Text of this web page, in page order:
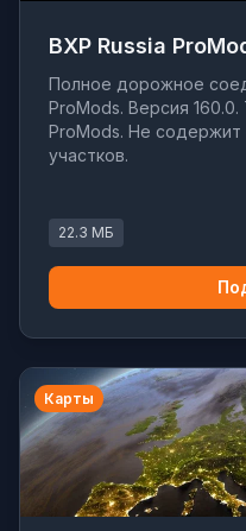
BXP Russia
Полное дорожное
ProMods. Версия
ProMods. Не
участков.
22.3 МБ
Карты